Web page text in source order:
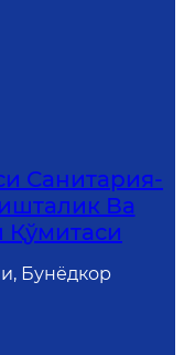
Санитария-
Ва
Бунёдкор